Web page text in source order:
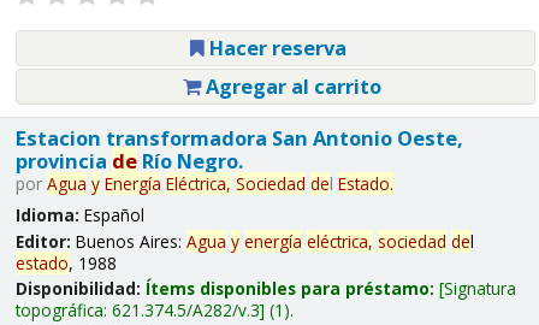
Hacer reserva
Agregar al carrito
Estacion transformadora San Antonio Oeste,
provincia deRío Negro.
por Agua y Energía Eléctrica, Sociedad del Estado.
Idioma: Español
Editor: Buenos Aires: Agua y energía eléctrica, sociedad del
estado, 1988
Disponibilidad: Ítems disponibles para préstamo: Signatura
topográfica: 621.374.5/A282/v.3 (1).